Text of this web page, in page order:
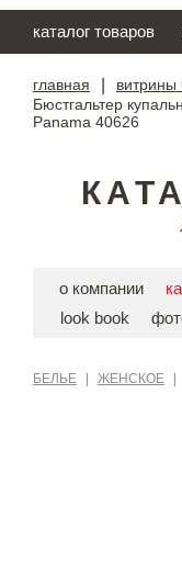
каталог товаров
главная витрины
Бюстгальтер
Panama 40626
о компании
look book
БЕЛЬЕ ЖЕНСКОЕ